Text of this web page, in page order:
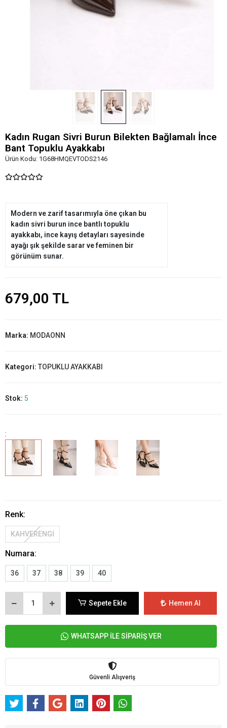
Kadın Rugan Sivri Burun Bilekten Bağlamalı İnce
Bant Topuklu Ayakkabı
Ürün Kodu: 1G68HMQEVTODS2146
Modern ve zarif tasarımıyla öne çıkan bu
kadın sivri burun ince bantlı topuklu
ayakkabı, ince kayış detayları sayesinde
ayağı şık şekilde sarar ve feminen bir
görünüm sunar.
679,00 TL
Marka: MODAONN
Kategori: TOPUKLU AYAKKABI
Stok: 5
:
Renk:
KAHVERENGİ
Numara:
36 37 38 39 40
Sepete Ekle Hemen Al
WHATSAPP İLE SİPARİŞ VER
Güvenli Alışveriş